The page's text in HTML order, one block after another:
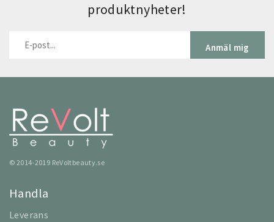
produktnyheter!
Anmäl mig
© 2014-2019 ReVoltbeauty.se
Handla
Leverans